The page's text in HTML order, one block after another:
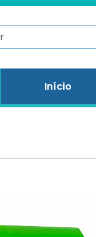
Início